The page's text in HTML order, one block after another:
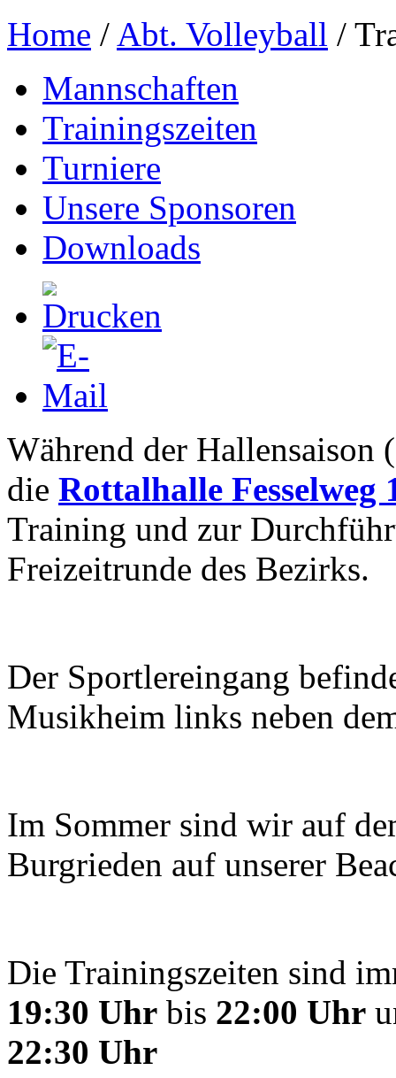
Home / Abt. Volleyball /
Mannschaften
Trainingszeiten
Turniere
Unsere Sponsoren
Downloads
Während der Hallensaison
die Rottalhalle Fesselweg
Training und zur
Freizeitrunde des Bezirks.
Der Sportlereingang
Musikheim links neben
Im Sommer sind wir auf
Burgrieden auf unserer
Die Trainingszeiten sind
19:30 Uhr bis 22:00 Uhr
22:30 Uhr